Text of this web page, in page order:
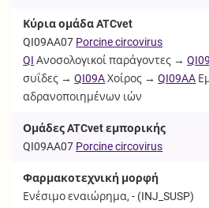
Κύρια ομάδα ATCvet
QI09AA07 Porcine circovirus
QI Ανοσολογικοί παράγοντες →QI09
συΐδες →QI09AΧοίρος →QI09AA
αδρανοποιημένων ιών
Ομάδες ATCvet εμπορικής
QI09AA07 Porcine circovirus
Φαρμακοτεχνική μορφή
Ενέσιμο εναιώρημα, - (INJ_SUSP)